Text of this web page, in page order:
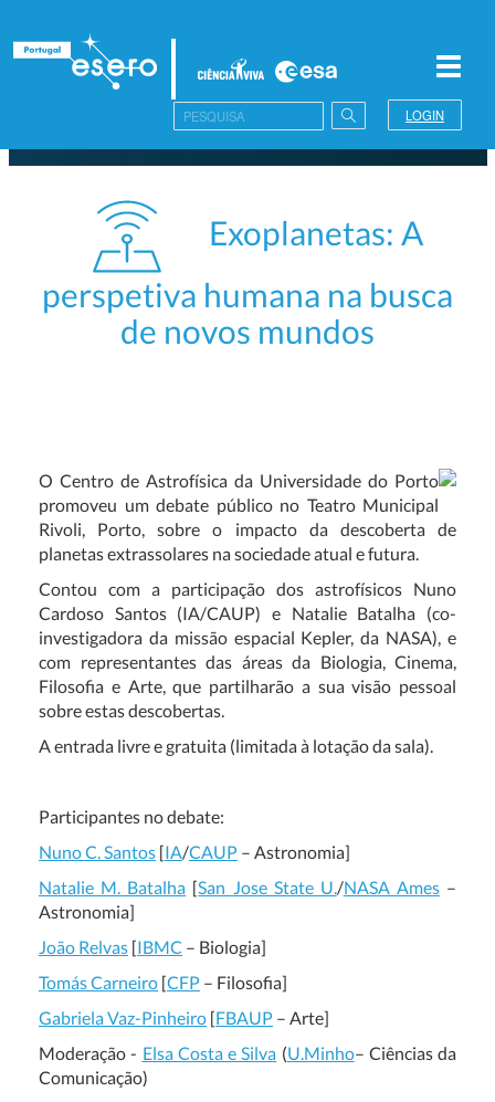
LOGIN
Exoplanetas: A
perspetiva humana na busca
de novos mundos
O Centro de Astrofísica da Universidade do Porto
promoveu um debate público no Teatro Municipal
Rivoli, Porto, sobre o impacto da descoberta de
planetas extrassolares na sociedade atual e futura.
Contou com a participação dos astrofísicos Nuno
Cardoso Santos (IA/CAUP) e Natalie Batalha (co-
investigadora da missão espacial Kepler, da NASA), e
com representantes das áreas da Biologia, Cinema,
Filosofia e Arte, que partilharão a sua visão pessoal
sobre estas descobertas.
A entrada livre e gratuita (limitada à lotação da sala).
Participantes no debate:
Nuno C. Santos [IA/CAUP – Astronomia]
Natalie M. Batalha [San Jose State U./NASA Ames–
Astronomia]
João Relvas [IBMC – Biologia]
Tomás Carneiro [CFP – Filosofia]
Gabriela Vaz-Pinheiro [FBAUP – Arte]
Moderação - Elsa Costa e Silva (U.Minho– Ciências da
Comunicação)